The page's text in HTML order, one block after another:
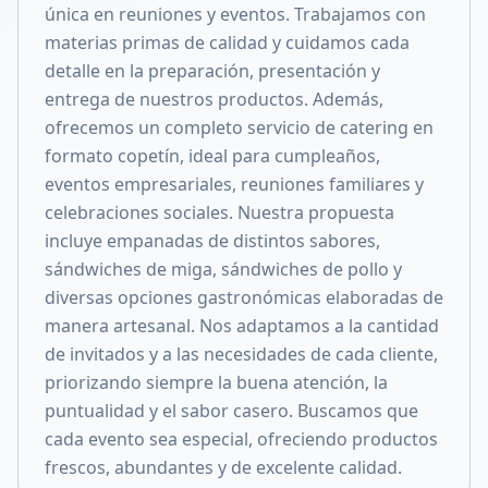
única en reuniones y eventos. Trabajamos con
materias primas de calidad y cuidamos cada
detalle en la preparación, presentación y
entrega de nuestros productos. Además,
ofrecemos un completo servicio de catering en
formato copetín, ideal para cumpleaños,
eventos empresariales, reuniones familiares y
celebraciones sociales. Nuestra propuesta
incluye empanadas de distintos sabores,
sándwiches de miga, sándwiches de pollo y
diversas opciones gastronómicas elaboradas de
manera artesanal. Nos adaptamos a la cantidad
de invitados y a las necesidades de cada cliente,
priorizando siempre la buena atención, la
puntualidad y el sabor casero. Buscamos que
cada evento sea especial, ofreciendo productos
frescos, abundantes y de excelente calidad.